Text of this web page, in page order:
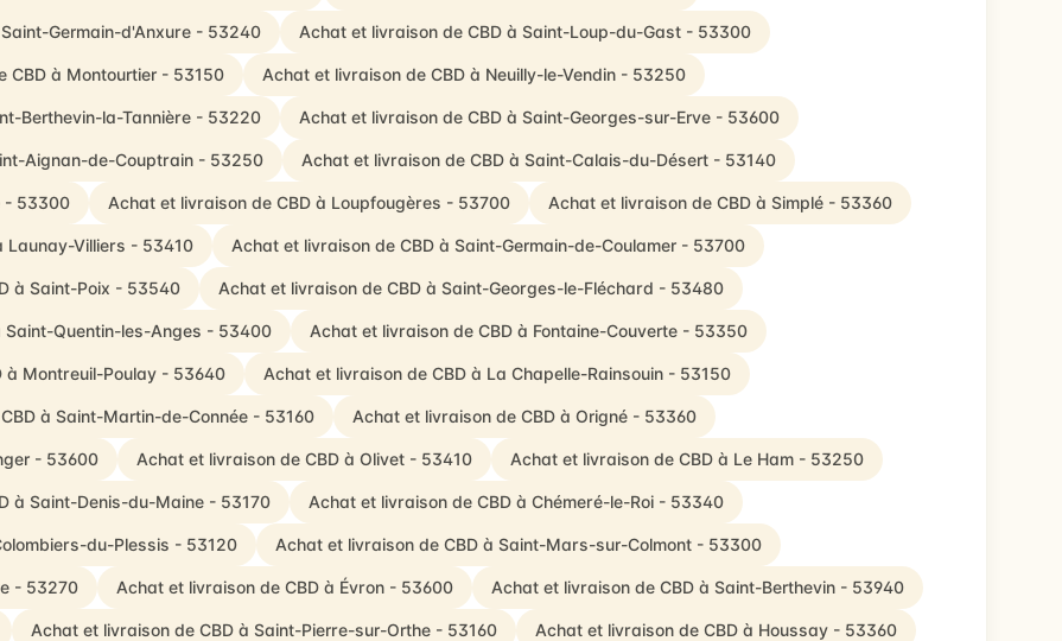
Germain-d'Anxure - 53240 Achat et livraison de CBD à Saint-Loup-du-Gast - 53300
CBD à Montourtier - 53150 Achat et livraison de CBD à Neuilly-le-Vendin - 53250
Berthevin-la-Tannière - 53220 Achat et livraison de CBD à Saint-Georges-sur-Erve - 53600
Aignan-de-Couptrain - 53250 Achat et livraison de CBD à Saint-Calais-du-Désert - 53140
- 53300 Achat et livraison de CBD à Loupfougères - 53700 Achat et livraison de CBD à Simplé - 53360
Launay-Villiers - 53410 Achat et livraison de CBD à Saint-Germain-de-Coulamer - 53700
à Saint-Poix - 53540 Achat et livraison de CBD à Saint-Georges-le-Fléchard - 53480
Saint-Quentin-les-Anges - 53400 Achat et livraison de CBD à Fontaine-Couverte - 53350
à Montreuil-Poulay - 53640 Achat et livraison de CBD à La Chapelle-Rainsouin - 53150
à Saint-Martin-de-Connée - 53160 Achat et livraison de CBD à Origné - 53360
- 53600 Achat et livraison de CBD à Olivet - 53410 Achat et livraison de CBD à Le Ham - 53250
à Saint-Denis-du-Maine - 53170 Achat et livraison de CBD à Chémeré-le-Roi - 53340
du-Plessis - 53120 Achat et livraison de CBD à Saint-Mars-sur-Colmont - 53300
- 53270 Achat et livraison de CBD à Évron - 53600 Achat et livraison de CBD à Saint-Berthevin - 53940
Achat et livraison de CBD à Saint-Pierre-sur-Orthe - 53160 Achat et livraison de CBD à Houssay - 53360